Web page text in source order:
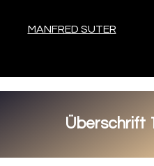
MANFRED SUTER
Überschrift 1